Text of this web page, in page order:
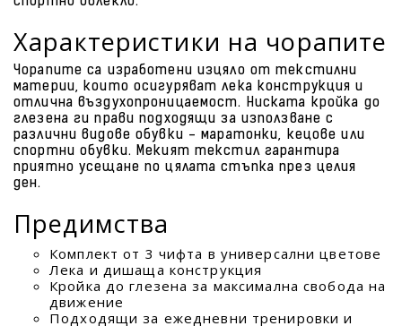
Характеристики на чорапите
Чорапите са изработени изцяло от текстилни
материи, които осигуряват лека конструкция и
отлична въздухопроницаемост. Ниската кройка до
глезена ги прави подходящи за използване с
различни видове обувки - маратонки, кецове или
спортни обувки. Мекият текстил гарантира
приятно усещане по цялата стъпка през целия
ден.
Предимства
Комплект от 3 чифта в универсални цветове
Лека и дишаща конструкция
Кройка до глезена за максимална свобода на
движение
Подходящи за ежедневни тренировки и